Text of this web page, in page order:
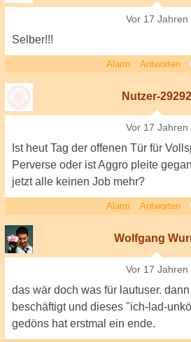
Vor 17 Jahren
Selber!!!
Alarm Antworten
Nutzer-29292
Vor 17 Jahren
Ist heut Tag der offenen Tür für
Perverse oder ist Aggro pleite
jetzt alle keinen Job mehr?
Alarm Antworten
Wolfgang
Vor 17 Jahren
das wär doch was für lautuser. dann
beschäftigt und dieses "ich-lad-
gedöns hat erstmal ein ende.